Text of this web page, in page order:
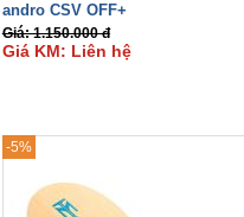
andro CSV OFF+
Giá: 1.150.000 đ
Giá KM: Liên hệ
-5%